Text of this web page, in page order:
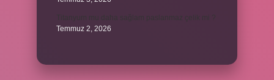
Titanyum mu daha sağlam paslanmaz çelik mi ?
Temmuz 2, 2026